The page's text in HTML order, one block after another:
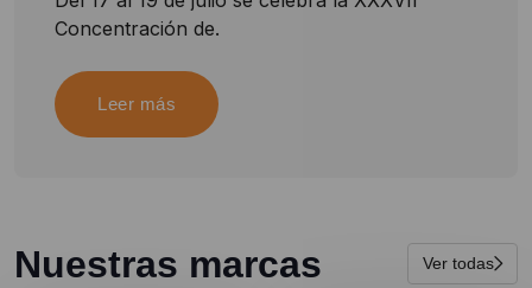
Concentración de.
Leer más
Nuestras marcas Ver todas